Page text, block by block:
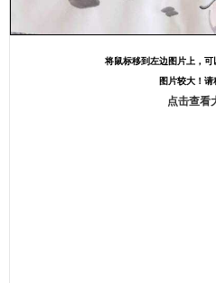
将鼠标移到左边图片上，可
图片较大！请
点击查看